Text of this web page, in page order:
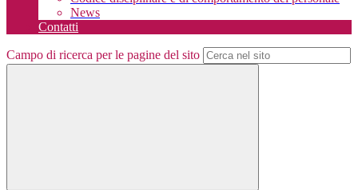
News
Contatti
Campo di ricerca per le pagine del sito